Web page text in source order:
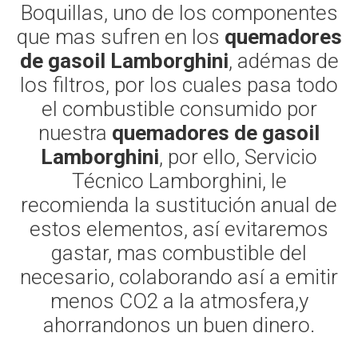
Boquillas, uno de los componentes
que mas sufren en los quemadores
de gasoil Lamborghini, adémas de
los filtros, por los cuales pasa todo
el combustible consumido por
nuestra quemadores de gasoil
Lamborghini, por ello, Servicio
Técnico Lamborghini, le
recomienda la sustitución anual de
estos elementos, así evitaremos
gastar, mas combustible del
necesario, colaborando así a emitir
menos CO2 a la atmosfera,y
ahorrandonos un buen dinero.